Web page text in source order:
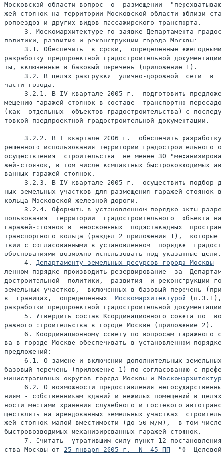
Московской области вопрос  о  размещении
жей-стоянок на территории Московской области вблизи
ропоездов и других видов пассажирского транспорта.
3. Москомархитектуре по заявке Департамента
политики, развития и реконструкции города Москвы:
3.1. Обеспечить  в сроки,  определенные
разработку предпроектной градостроительной
ты, включенные в базовый перечень (приложение 1).
3.2. В целях разгрузки  улично-дорожной  сети  в
части города:
3.2.1. В IV квартале 2005 г.  подготовить
мещению гаражей-стоянок в составе  транспортно-
(как  отдельных  объектов градостроительства) с
товкой предпроектной градостроительной документации.
3.2.2. В I квартале 2006 г.  обеспечить
решенного использования территории градостроительного
осуществления  строительства  не менее 30
жей-стоянок, в том числе компактных быстровозводимых
ванных гаражей-стоянок.
3.2.3. В IV квартале 2005 г.  осуществить подбор
ных земельных участков для размещения гаражей-стоянок
кольца Московской железной дороги.
3.2.4. Оформить в установленном порядке акты
пользования  территории  градостроительного  объекта
гаражей-стоянок в  неосвоенных  подэстакадных
транспортного кольца (раздел 2 приложения 1),  которые
твии с согласованными в установленном  порядке
обоснованиями возможно использовать под указанные цели.
     4.
Департаменту земельных ресурсов города Москвы
ленном порядке производить резервирование  за
достроительной  политики,  развития  и реконструкции
земельных участков,  включенных в базовый перечень
в  границах,  определенных Москомархитектурой (п.3.1),
разработки предпроектной градостроительной
5. Утвердить состав Координационного совета по
ражного строительства в городе Москве (приложение 2).
6. Координационному совету по вопросам гаражного
ва в городе Москве обеспечивать в установленном
предложений:
6.1. О замене и включении дополнительных
базовый перечень (приложение 1) по согласованию с
министративных округов города Москвы и
6.2. О возможности предоставления
ниям - собственникам зданий и нежилых помещений в
ности местами хранения служебного и гостевого
ществлять на арендованных земельных участках
жей-стоянок малой вместимости (до 50 м/м),  в том числе
быстровозводимых механизированных гаражей-стоянок.
7. Считать  утратившим силу пункт 12
ства Москвы от 25 января 2005 г.  N  45-ПП
"О